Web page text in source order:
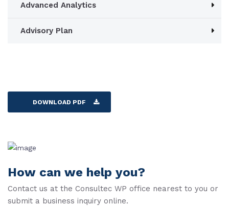
Advanced Analytics
Advisory Plan
DOWNLOAD PDF
How can we help you?
Contact us at the Consultec WP office nearest to you or
submit a business inquiry online.